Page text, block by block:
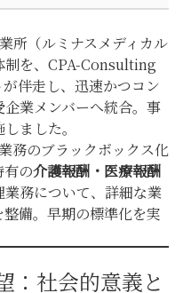
所（ルミナスメディカル
制を、CPA-Consulting
伴走し、 迅速かつコン
企業メンバーへ統合。事
ました。
務のブラックボックス化
有の介護報酬・医療報酬
務について、詳細な業
備。早期の標準化を実
：社会的意義と